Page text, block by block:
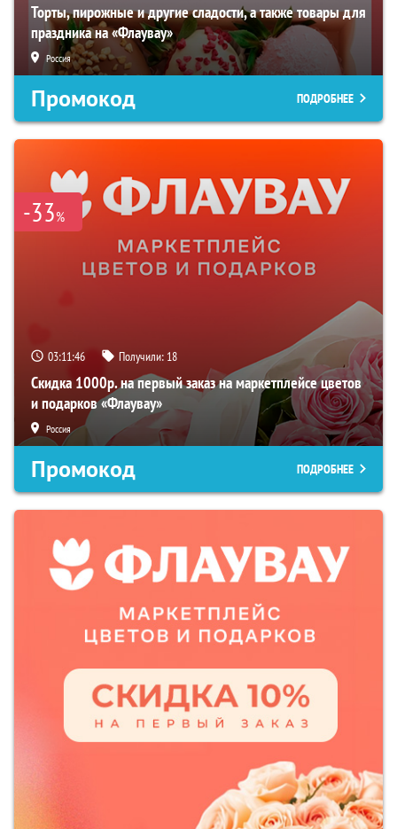
Торты, пирожные и другие сладости, а также товары для
праздника на «Флаувау»
Россия
Промокод ПОДРОБНЕЕ
-33%
03:11:45 Получили: 18
Скидка 1000р. на первый заказ на маркетплейсе цветов
и подарков «Флаувау»
Россия
Промокод ПОДРОБНЕЕ